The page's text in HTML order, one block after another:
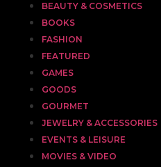
BEAUTY & COSMETICS
BOOKS
FASHION
FEATURED
GAMES
GOODS
GOURMET
JEWELRY & ACCESSORIES
EVENTS & LEISURE
MOVIES & VIDEO